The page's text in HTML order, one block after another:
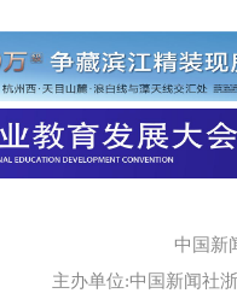
中国新
主办单位:中国新闻社